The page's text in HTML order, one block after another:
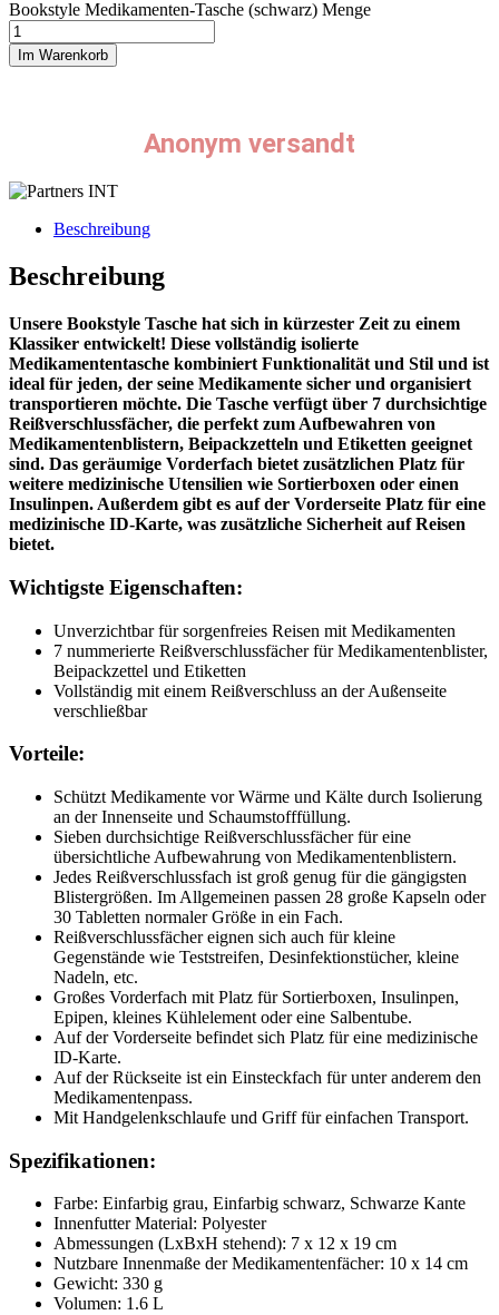
Bookstyle Medikamenten-Tasche (schwarz) Menge
Im Warenkorb
Anonym versandt
Beschreibung
Beschreibung
Unsere Bookstyle Tasche hat sich in kürzester Zeit zu einem
Klassiker entwickelt! Diese vollständig isolierte
Medikamententasche kombiniert Funktionalität und Stil und ist
ideal für jeden, der seine Medikamente sicher und organisiert
transportieren möchte. Die Tasche verfügt über 7 durchsichtige
Reißverschlussfächer, die perfekt zum Aufbewahren von
Medikamentenblistern, Beipackzetteln und Etiketten geeignet
sind. Das geräumige Vorderfach bietet zusätzlichen Platz für
weitere medizinische Utensilien wie Sortierboxen oder einen
Insulinpen. Außerdem gibt es auf der Vorderseite Platz für eine
medizinische ID-Karte, was zusätzliche Sicherheit auf Reisen
bietet.
Wichtigste Eigenschaften:
Unverzichtbar für sorgenfreies Reisen mit Medikamenten
7 nummerierte Reißverschlussfächer für Medikamentenblister,
Beipackzettel und Etiketten
Vollständig mit einem Reißverschluss an der Außenseite
verschließbar
Vorteile:
Schützt Medikamente vor Wärme und Kälte durch Isolierung
an der Innenseite und Schaumstofffüllung.
Sieben durchsichtige Reißverschlussfächer für eine
übersichtliche Aufbewahrung von Medikamentenblistern.
Jedes Reißverschlussfach ist groß genug für die gängigsten
Blistergrößen. Im Allgemeinen passen 28 große Kapseln oder
30 Tabletten normaler Größe in ein Fach.
Reißverschlussfächer eignen sich auch für kleine
Gegenstände wie Teststreifen, Desinfektionstücher, kleine
Nadeln, etc.
Großes Vorderfach mit Platz für Sortierboxen, Insulinpen,
Epipen, kleines Kühlelement oder eine Salbentube.
Auf der Vorderseite befindet sich Platz für eine medizinische
ID-Karte.
Auf der Rückseite ist ein Einsteckfach für unter anderem den
Medikamentenpass.
Mit Handgelenkschlaufe und Griff für einfachen Transport.
Spezifikationen:
Farbe: Einfarbig grau, Einfarbig schwarz, Schwarze Kante
Innenfutter Material: Polyester
Abmessungen (LxBxH stehend): 7 x 12 x 19 cm
Nutzbare Innenmaße der Medikamentenfächer: 10 x 14 cm
Gewicht: 330 g
Volumen: 1.6 L